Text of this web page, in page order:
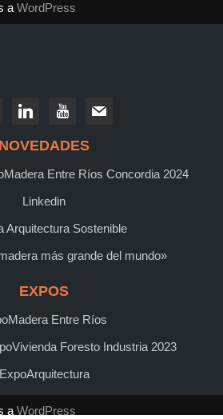
a WordPress
NOVEDADES
Entre Ríos Concordia 2024
Linkedin
Arquitectura Sostenible
más grande del mundo»
EXPOS
Entre Ríos
Foresto Industria 2023
ExpoArquitectura
a WordPress